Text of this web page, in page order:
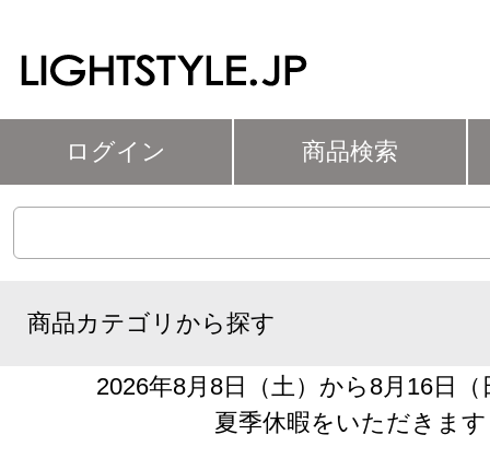
ログイン 商品検索
商品カテゴリから探す
2026年8月8日（土）から8月16日
夏季休暇をいただきます